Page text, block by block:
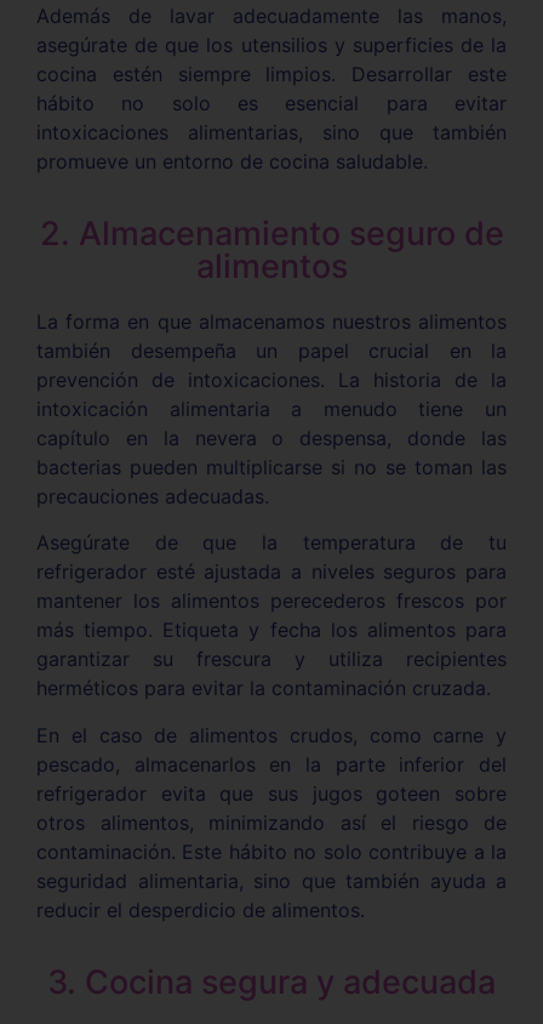
Además de lavar adecuadamente las manos,
asegúrate de que los utensilios y superficies de la
cocina estén siempre limpios. Desarrollar este
hábito no solo es esencial para evitar
intoxicaciones alimentarias, sino que también
promueve un entorno de cocina saludable.
2. Almacenamiento seguro de
alimentos
La forma en que almacenamos nuestros alimentos
también desempeña un papel crucial en la
prevención de intoxicaciones. La historia de la
intoxicación alimentaria a menudo tiene un
capítulo en la nevera o despensa, donde las
bacterias pueden multiplicarse si no se toman las
precauciones adecuadas.
Asegúrate de que la temperatura de tu
refrigerador esté ajustada a niveles seguros para
mantener los alimentos perecederos frescos por
más tiempo. Etiqueta y fecha los alimentos para
garantizar su frescura y utiliza recipientes
herméticos para evitar la contaminación cruzada.
En el caso de alimentos crudos, como carne y
pescado, almacenarlos en la parte inferior del
refrigerador evita que sus jugos goteen sobre
otros alimentos, minimizando así el riesgo de
contaminación. Este hábito no solo contribuye a la
seguridad alimentaria, sino que también ayuda a
reducir el desperdicio de alimentos.
3. Cocina segura y adecuada